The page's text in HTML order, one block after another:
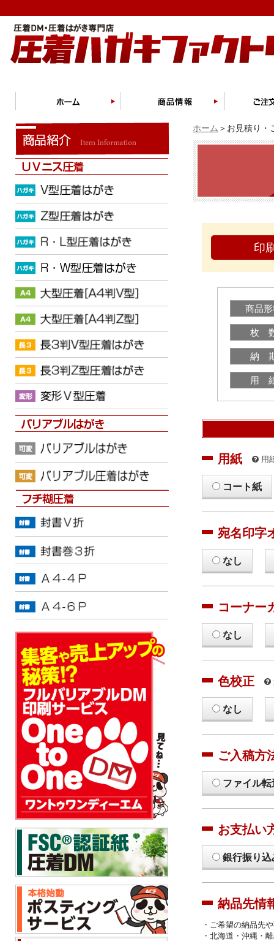
ホーム ＞お見積り・
印
商品
枚
納
用
用紙 用
コート紙
宛名印字
なし
コーナー
なし
色校正
なし
ご入稿方
ファイル
お支払い
銀行振り込
納品先情
・ご希望の納品先
・北海道・沖縄・